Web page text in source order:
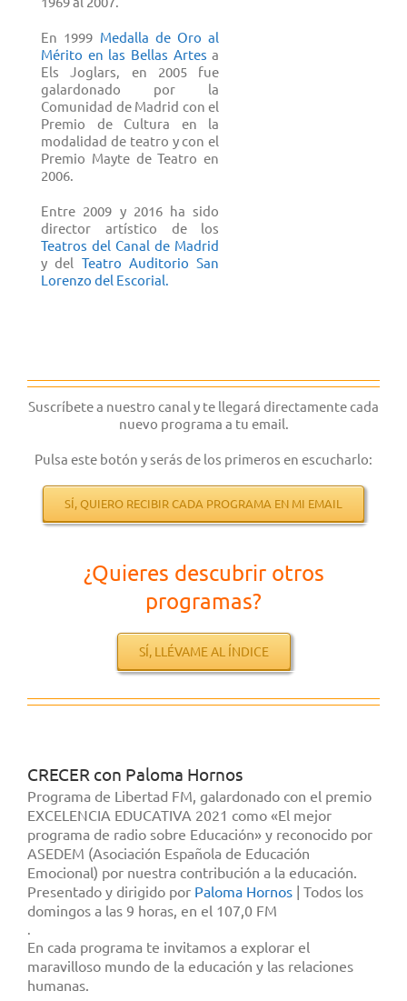
En 1999 Medalla de Oro al
Mérito en las Bellas Artes a
Els Joglars, en 2005 fue
galardonado por la
Comunidad de Madrid con el
Premio de Cultura en la
modalidad de teatro y con el
Premio Mayte de Teatro en
2006.
Entre 2009 y 2016 ha sido
director artístico de los
Teatros del Canal de Madrid
y del Teatro Auditorio San
Lorenzo del Escorial.
Suscríbete a nuestro canal y te llegará directamente cada
nuevo programa a tu email.
Pulsa este botón y serás de los primeros en escucharlo:
SÍ, QUIERO RECIBIR CADA PROGRAMA EN MI EMAIL
¿Quieres descubrir otros
programas?
SÍ, LLÉVAME AL ÍNDICE
CRECER con Paloma Hornos
Programa de Libertad FM, galardonado con el premio
EXCELENCIA EDUCATIVA 2021 como «El mejor
programa de radio sobre Educación» y reconocido por
ASEDEM (Asociación Española de Educación
Emocional) por nuestra contribución a la educación.
Presentado y dirigido por Paloma Hornos | Todos los
domingos a las 9 horas, en el 107,0 FM
En cada programa te invitamos a explorar el
maravilloso mundo de la educación y las relaciones
humanas.